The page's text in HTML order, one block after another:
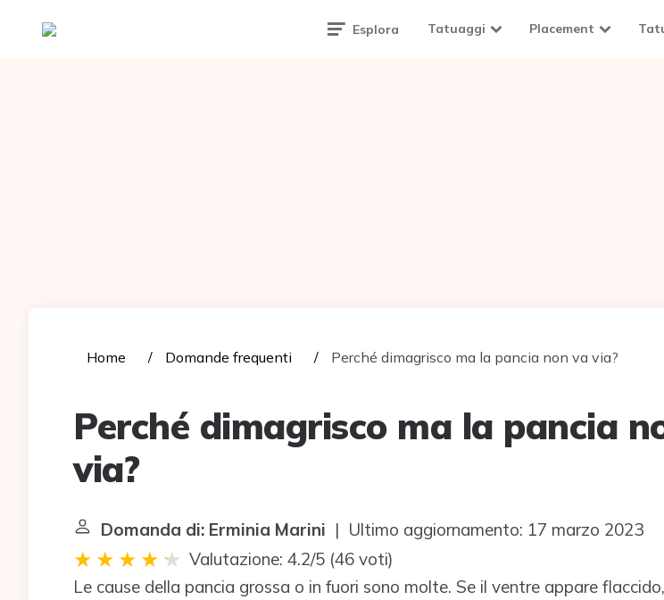
Tattoomuse.it Esplora Tatuaggi Placement
Home Domande frequenti Perché dimagrisco ma la pancia non va via?
Perché dimagrisco ma la pancia
via?
Domanda di: Erminia Marini | Ultimo aggiornamento: 17 marzo 2023
Valutazione: 4.2/5 (46 voti)
Le cause della pancia grossa o in fuori sono molte. Se il ventre appare